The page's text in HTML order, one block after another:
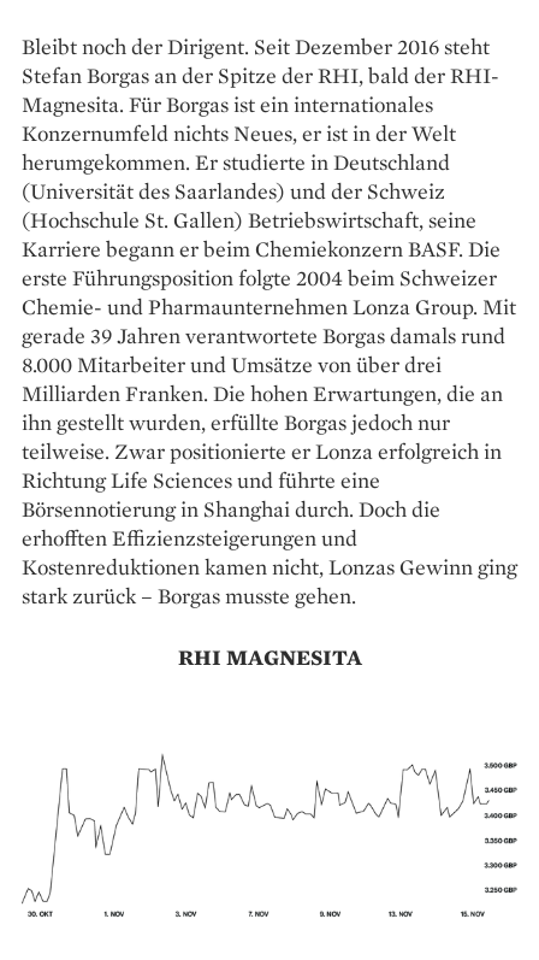
Bleibt noch der Dirigent. Seit Dezember 2016 steht
Stefan ­Borgas an der Spitze der RHI, bald der RHI-
Magnesita. Für Borgas ist ein ­internationales
Konzernumfeld nichts Neues, er ist in der Welt
herumgekommen. Er studierte in Deutschland
(Universität des Saarlandes) und der Schweiz
(Hochschule St. Gallen) Betriebswirtschaft, seine
Karriere begann er beim Chemiekonzern BASF. Die
erste Führungsposition folgte 2004 beim Schweizer
Chemie- und Pharma­unternehmen Lonza Group. Mit
gerade 39 Jahren verantwortete Borgas damals rund
8.000 Mitarbeiter und Umsätze von über drei
Milliarden Franken. Die hohen Erwartungen, die an
ihn gestellt wurden, erfüllte Borgas jedoch nur
teilweise. Zwar position­ierte er Lonza erfolgreich in
Richtung Life Sciences und führte eine
Börsennotierung in Shanghai durch. Doch die
erhofften Effizienzsteiger­ungen und
Kostenreduktionen ­kamen nicht, Lonzas Gewinn ging
stark zurück – Borgas musste gehen.
RHI MAGNESITA